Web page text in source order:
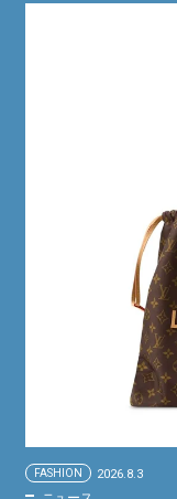
FASHION 2026.8.3